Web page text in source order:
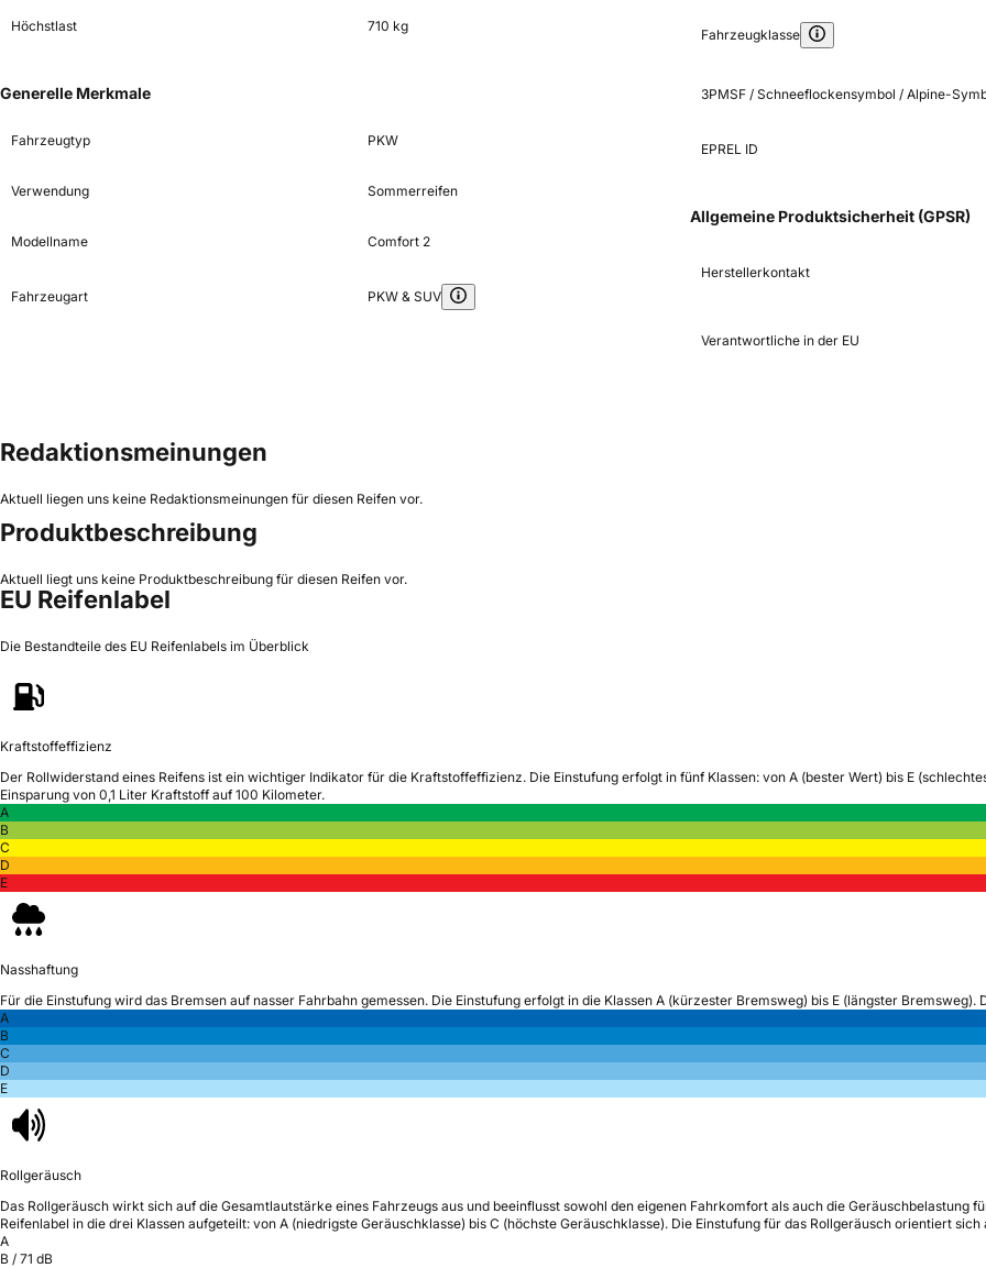
Höchstlast 710 kg
Generelle Merkmale
Fahrzeugtyp PKW
Verwendung Sommerreifen
Modellname Comfort 2
Fahrzeugart PKW & SUV
Fahrzeugklasse
3PMSF / Schneeflockensymbol / Alpine-
EPREL ID
Allgemeine Produktsicherheit (GPSR)
Herstellerkontakt
Verantwortliche in der EU
Redaktionsmeinungen
Aktuell liegen uns keine Redaktionsmeinungen für diesen Reifen vor.
Produktbeschreibung
Aktuell liegt uns keine Produktbeschreibung für diesen Reifen vor.
EU Reifenlabel
Die Bestandteile des EU Reifenlabels im Überblick
Kraftstoffeffizienz
Der Rollwiderstand eines Reifens ist ein wichtiger Indikator für die Kraftstoffeffizienz. Die Einstufung erfolgt in fünf Klassen: von A (bester Wert) bis E
Einsparung von 0,1 Liter Kraftstoff auf 100 Kilometer.
A
B
C
D
E
Nasshaftung
Für die Einstufung wird das Bremsen auf nasser Fahrbahn gemessen. Die Einstufung erfolgt in die Klassen A (kürzester Bremsweg) bis E (längster
A
B
C
D
E
Rollgeräusch
Das Rollgeräusch wirkt sich auf die Gesamtlautstärke eines Fahrzeugs aus und beeinflusst sowohl den eigenen Fahrkomfort als auch die Geräuschbelastung
Reifenlabel in die drei Klassen aufgeteilt: von A (niedrigste Geräuschklasse) bis C (höchste Geräuschklasse). Die Einstufung für das Rollgeräusch orientiert sich
A
B / 71 dB